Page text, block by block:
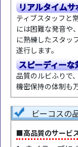
リアルタイムサ
ティブスタッフと
には困難な発音や
に熟練したスタッ
遂行します。
スピーディーな
品質のルビふりで
機密保持の体制も
ビーコスの
■高品質のサービ